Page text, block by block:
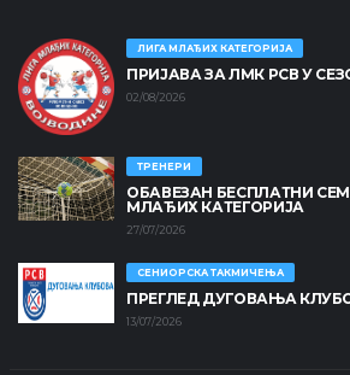
ЛИГА МЛАЂИХ КАТЕГОРИЈА
ПРИЈАВА ЗА ЛМК РСВ У
02/08/2026
ТРЕНЕРИ
ОБАВЕЗАН БЕСПЛАТНИ
МЛАЂИХ КАТЕГОРИЈА
27/07/2026
СЕНИОРСКА ТАКМИЧЕЊА
ПРЕГЛЕД ДУГОВАЊА
13/07/2026